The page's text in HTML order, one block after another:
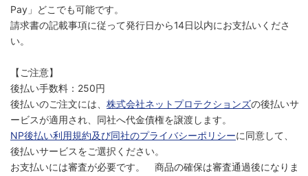
Pay」どこでも可能です。
請求書の記載事項に従って発行日から14日以内にお支払いくださ
い。
【ご注意】
後払い手数料：250円
後払いのご注文には、 株式会社ネットプロテクションズの後払いサ
ービスが適用され、同社へ代金債権を譲渡します。
NP後払い利用規約及び同社のプライバシーポリシーに同意して、
後払いサービスをご選択ください。
お支払いには審査が必要です。 商品の確保は審査通過後になりま